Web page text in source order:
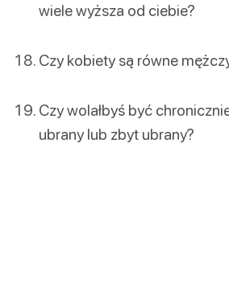
wiele wyższa od ciebie?
Czy kobiety są równe
Czy wolałbyś być
ubrany lub zbyt ubrany?